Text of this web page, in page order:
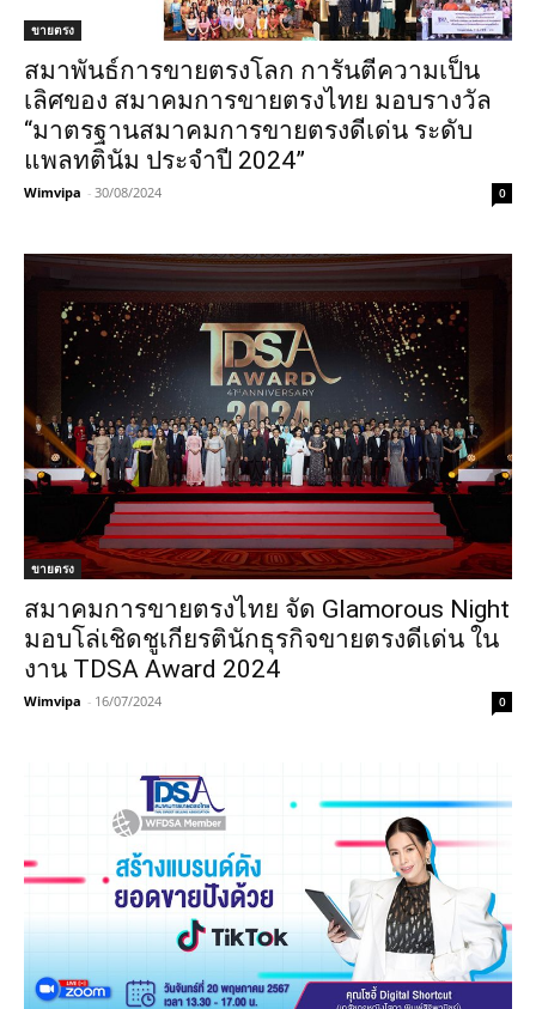
ขายตรง
สมาพันธ์การขายตรงโลก การันตีความเป็น
เลิศของ สมาคมการขายตรงไทย มอบรางวัล
“มาตรฐานสมาคมการขายตรงดีเด่น ระดับ
แพลทตินัม ประจำปี 2024”
Wimvipa - 30/08/2024 0
ขายตรง
สมาคมการขายตรงไทย จัด Glamorous Night
มอบโล่เชิดชูเกียรตินักธุรกิจขายตรงดีเด่น ใน
งาน TDSA Award 2024
Wimvipa - 16/07/2024 0